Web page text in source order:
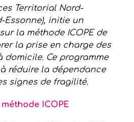
Territorial Nord-
Essonne), initie un
la méthode ICOPE de
la prise en charge des
domicile. Ce programme
réduire la dépendance
signes de fragilité.
ICOPE